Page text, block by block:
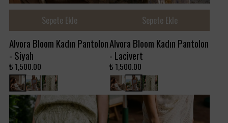
Sepete Ekle
Alvora Bloom Kadın Pantolon
- Siyah
₺ 1,500.00
Sepete Ekle
Alvora Bloom Kadın Pantolon
- Lacivert
₺ 1,500.00